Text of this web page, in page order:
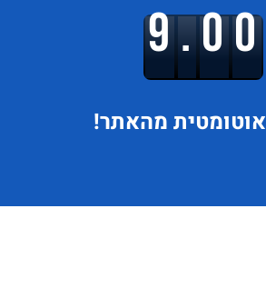
9.00
אוטומטית מהאתר!